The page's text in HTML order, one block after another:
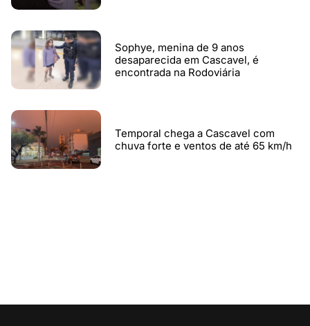
Sophye, menina de 9 anos
desaparecida em Cascavel, é
encontrada na Rodoviária
Temporal chega a Cascavel com
chuva forte e ventos de até 65 km/h